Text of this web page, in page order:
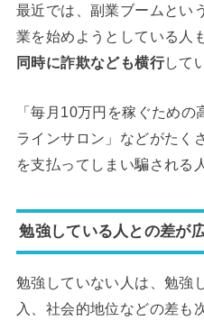
最近では、副業ブームとい
業を始めようとしている人
同時に詐欺なども横行して
「毎月10万円を稼ぐため
ラインサロン」などがたく
を支払ってしまい騙される
勉強している人との差が
勉強していない人は、勉強
入、社会的地位などの差も